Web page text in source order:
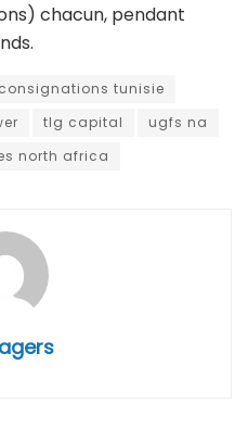
chacun, pendant
tunisie
tlg capital
ugfs na
north africa